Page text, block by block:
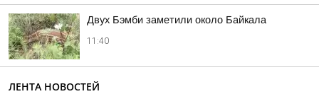
Двух Бэмби заметили около Байкала
11:40
ЛЕНТА НОВОСТЕЙ